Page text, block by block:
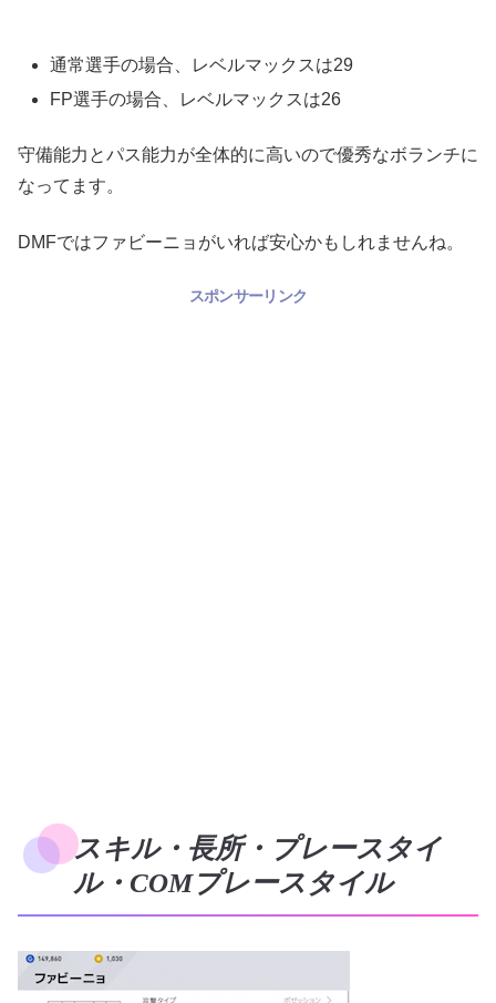
通常選手の場合、レベルマックスは29
FP選手の場合、レベルマックスは26
守備能力とパス能力が全体的に高いので優秀なボランチに
なってます。
DMFではファビーニョがいれば安心かもしれませんね。
スポンサーリンク
スキル・長所・プレースタイ
ル・COMプレースタイル